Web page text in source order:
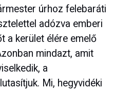
úrhoz felebaráti
adózva emberi
a kerület élére emelő
mindazt, amit
a
Mi, hegyvidéki